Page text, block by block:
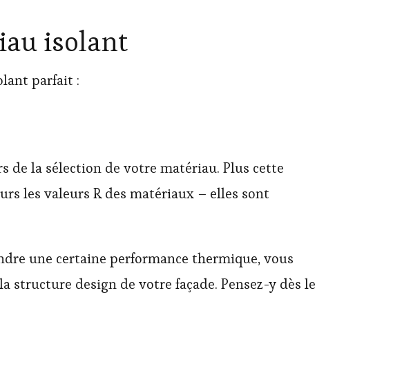
isolant
parfait :
de la sélection de votre matériau. Plus cette
les valeurs R des matériaux – elles sont
une certaine performance thermique, vous
structure design de votre façade. Pensez-y dès le